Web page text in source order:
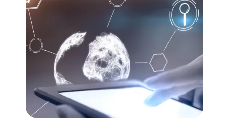
Automation (PLC)
• Sistemas por Lotes e ISA 88 • Sistemas
Continuos • Migración/Actualización de
Sistemas • SIS - Proceso